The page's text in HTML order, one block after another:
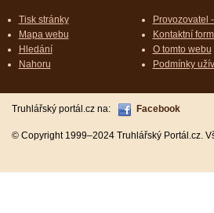
Tisk stránky
Mapa webu
Hledání
Nahoru
Provozovatel
Kontaktní
O tomto webu
Podmínky
Truhlářský portál.cz na: Facebook
© Copyright 1999–2024 Truhlářský Portál.cz.